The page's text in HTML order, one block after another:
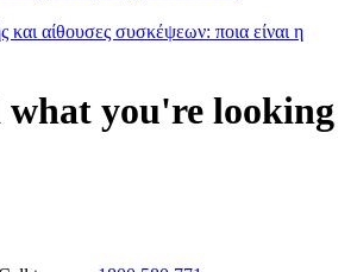
και αίθουσες συσκέψεων: ποια είναι η
you're looking